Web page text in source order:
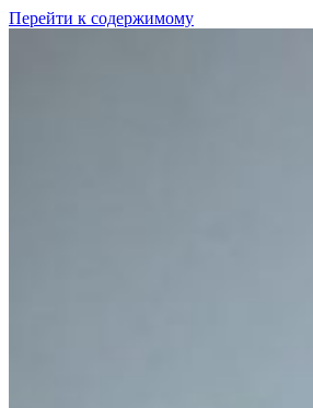
Перейти к содержимому